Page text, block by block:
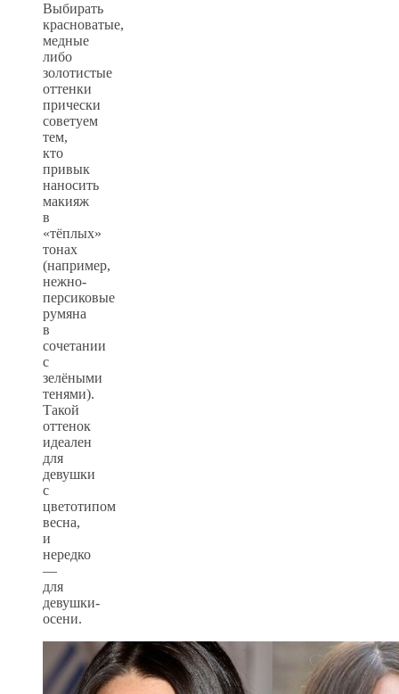
Выбирать
красноватые,
медные
либо
золотистые
оттенки
прически
советуем
тем,
кто
привык
наносить
макияж
в
«тёплых»
тонах
(например,
нежно-
персиковые
румяна
в
сочетании
с
зелёными
тенями).
Такой
оттенок
идеален
для
девушки
с
цветотипом
весна,
и
нередко
—
для
девушки-
осени.